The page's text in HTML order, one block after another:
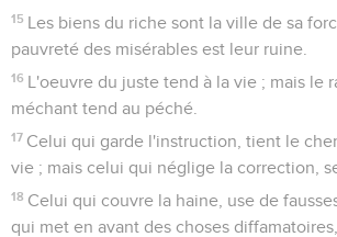
15 Les biens du riche sont la ville de sa
pauvreté des misérables est leur ruine.
16 L'oeuvre du juste tend à la vie ; mais le
méchant tend au péché.
17 Celui qui garde l'instruction, tient le
vie ; mais celui qui néglige la correction,
18 Celui qui couvre la haine, use de
qui met en avant des choses